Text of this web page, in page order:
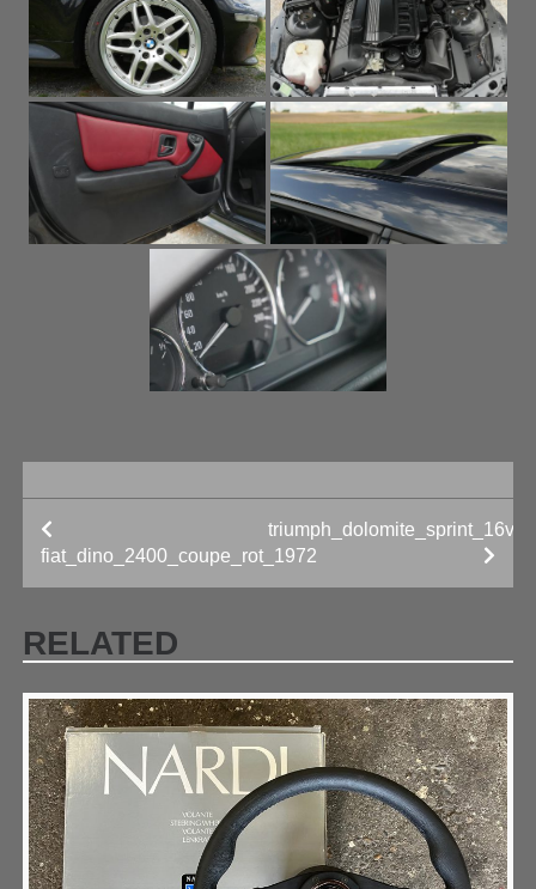
BEITRAGS-
NAVIGATION
fiat_dino_2400_coupe_rot_1972
RELATED